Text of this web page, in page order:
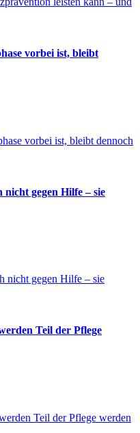
vorbei ist, bleibt
nicht gegen Hilfe – sie
Teil der Pflege